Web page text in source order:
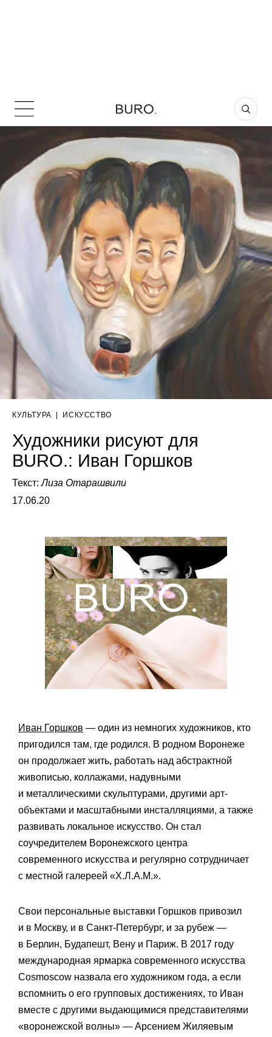
КУЛЬТУРА ИСКУССТВО
Художники рисуют для
BURO.: Иван Горшков
Текст:Лиза Отарашвили
17.06.20
Иван Горшков — один из немногих художников, кто
пригодился там, где родился. В родном Воронеже
он продолжает жить, работать над абстрактной
живописью, коллажами, надувными
и металлическими скульптурами, другими арт-
объектами и масштабными инсталляциями, а также
развивать локальное искусство. Он стал
соучредителем Воронежского центра
современного искусства и регулярно сотрудничает
с местной галереей «Х.Л.А.М.».
Свои персональные выставки Горшков привозил
и в Москву, и в Санкт-Петербург, и за рубеж —
в Берлин, Будапешт, Вену и Париж. В 2017 году
международная ярмарка современного искусства
Cosmoscow назвала его художником года, а если
вспомнить о его групповых достижениях, то Иван
вместе с другими выдающимися представителями
«воронежской волны» — Арсением Жиляевым